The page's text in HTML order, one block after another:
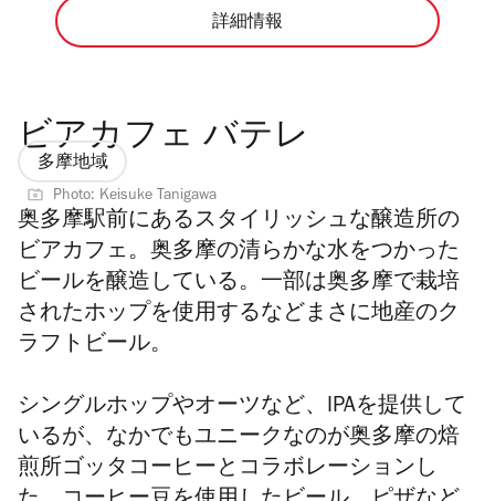
詳細情報
ビアカフェ バテレ
多摩地域
Photo: Keisuke Tanigawa
奥多摩駅前にあるスタイリッシュな醸造所の
ビアカフェ。奥多摩の清らかな水をつかった
ビールを醸造している。一部は奥多摩で栽培
されたホップを使用するなどまさに地産のク
ラフトビール。
シングルホップやオーツなど、IPAを提供して
いるが、なかでもユニークなのが奥多摩の焙
煎所ゴッタコーヒーとコラボレーションし